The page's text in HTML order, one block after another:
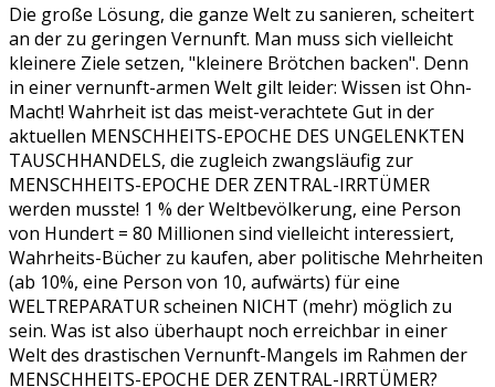
Die große Lösung, die ganze Welt zu sanieren, scheitert
an der zu geringen Vernunft. Man muss sich vielleicht
kleinere Ziele setzen, "kleinere Brötchen backen". Denn
in einer vernunft-armen Welt gilt leider: Wissen ist Ohn-
Macht! Wahrheit ist das meist-verachtete Gut in der
aktuellen MENSCHHEITS-EPOCHE DES UNGELENKTEN
TAUSCHHANDELS, die zugleich zwangsläufig zur
MENSCHHEITS-EPOCHE DER ZENTRAL-IRRTÜMER
werden musste! 1 % der Weltbevölkerung, eine Person
von Hundert = 80 Millionen sind vielleicht interessiert,
Wahrheits-Bücher zu kaufen, aber politische Mehrheiten
(ab 10%, eine Person von 10, aufwärts) für eine
WELTREPARATUR scheinen NICHT (mehr) möglich zu
sein. Was ist also überhaupt noch erreichbar in einer
Welt des drastischen Vernunft-Mangels im Rahmen der
MENSCHHEITS-EPOCHE DER ZENTRAL-IRRTÜMER?